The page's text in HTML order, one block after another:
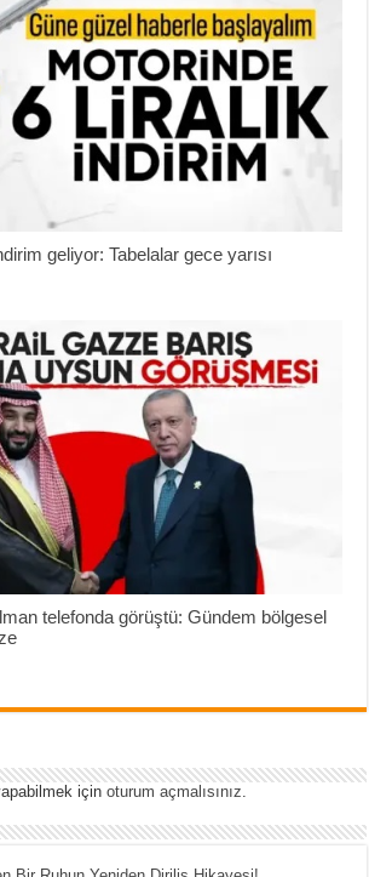
geliyor: Tabelalar gece yarısı
telefonda görüştü: Gündem bölgesel
içinoturum açmalısınız